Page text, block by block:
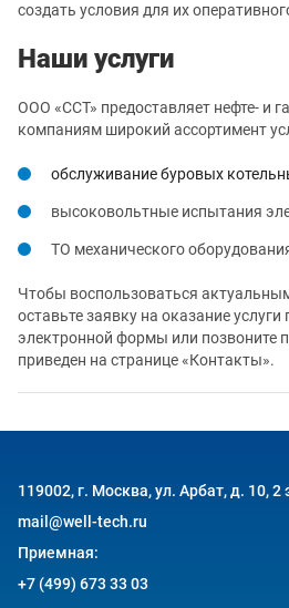
создать условия для их
Наши услуги
ООО «ССТ» предоставляет нефте- и
компаниям широкий ассортимент
обслуживание буровых
высоковольтные испытания
ТО механического
Чтобы воспользоваться
оставьте заявку на оказание услуги
электронной формы или позвоните
приведен на странице «Контакты».
119002, г. Москва, ул. Арбат, д. 10, 2
mail@well-tech.ru
Приемная:
+7 (499) 673 33 03